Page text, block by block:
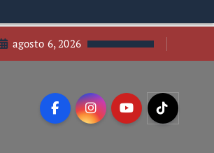
agosto 6, 2026